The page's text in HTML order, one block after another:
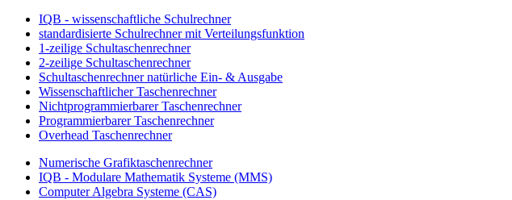
IQB - wissenschaftliche Schulrechner
standardisierte Schulrechner mit Verteilungsfunktion
1-zeilige Schultaschenrechner
2-zeilige Schultaschenrechner
Schultaschenrechner natürliche Ein- & Ausgabe
Wissenschaftlicher Taschenrechner
Nichtprogrammierbarer Taschenrechner
Programmierbarer Taschenrechner
Overhead Taschenrechner
Numerische Grafiktaschenrechner
IQB - Modulare Mathematik Systeme (MMS)
Computer Algebra Systeme (CAS)